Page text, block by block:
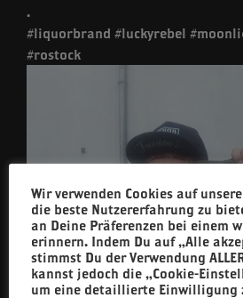
.
#liquorbrand #luckyrebel
#rostock
Wir verwenden Cookies auf
die beste Nutzererfahrung zu
an Deine Präferenzen bei einem
erinnern. Indem Du auf „Alle
stimmst Du der Verwendung
kannst jedoch die „Cookie-
um eine detaillierte Einwilligung